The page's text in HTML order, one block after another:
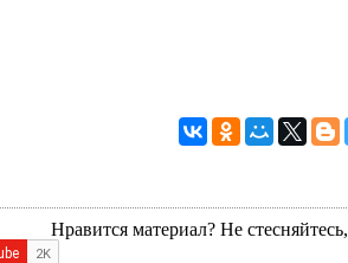
Нравится материал? Не стесняйтесь,